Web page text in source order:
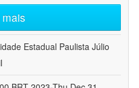
Estadual Paulista Júlio